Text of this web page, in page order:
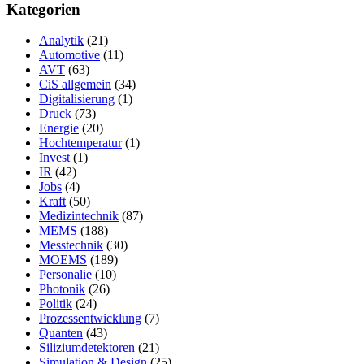
Kategorien
Analytik (21)
Automotive (11)
AVT (63)
CiS allgemein (34)
Digitalisierung (1)
Druck (73)
Energie (20)
Hochtemperatur(1)
Invest (1)
IR (42)
Jobs (4)
Kraft (50)
Medizintechnik (87)
MEMS (188)
Messtechnik (30)
MOEMS (189)
Personalie (10)
Photonik (26)
Politik (24)
Prozessentwicklung (7)
Quanten (43)
Siliziumdetektoren (21)